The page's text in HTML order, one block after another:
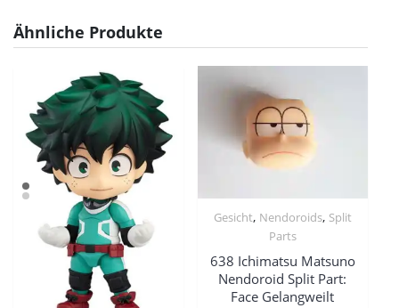
Ähnliche Produkte
Gesicht, Nendoroids, Split
Parts
638 Ichimatsu Matsuno
Nendoroid Split Part:
Face Gelangweilt